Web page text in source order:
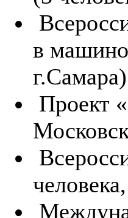
в
Проект